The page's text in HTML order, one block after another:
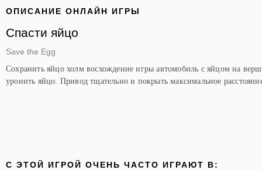
ОПИСАНИЕ ОНЛАЙН ИГРЫ
Спасти яйцо
Save the Egg
Сохранить яйцо холм восхождение игры автомобиль с яйцом на
уронить яйцо. Привод тщательно и покрыть максимальное
C ЭТОЙ ИГРОЙ ОЧЕНЬ ЧАСТО ИГРАЮТ В: